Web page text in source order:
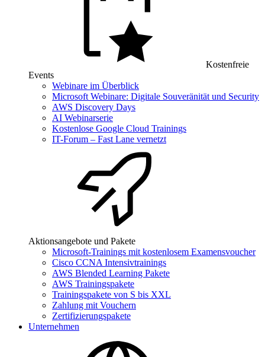
Kostenfreie
Events
Webinare im Überblick
Microsoft Webinare: Digitale Souveränität und Security
AWS Discovery Days
AI Webinarserie
Kostenlose Google Cloud Trainings
IT-Forum – Fast Lane vernetzt
Aktionsangebote und Pakete
Microsoft-Trainings mit kostenlosem Examensvoucher
Cisco CCNA Intensivtrainings
AWS Blended Learning Pakete
AWS Trainingspakete
Trainingspakete von S bis XXL
Zahlung mit Vouchern
Zertifizierungspakete
Unternehmen